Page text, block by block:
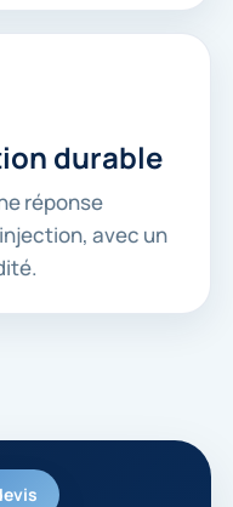
durable
réponse
avec un